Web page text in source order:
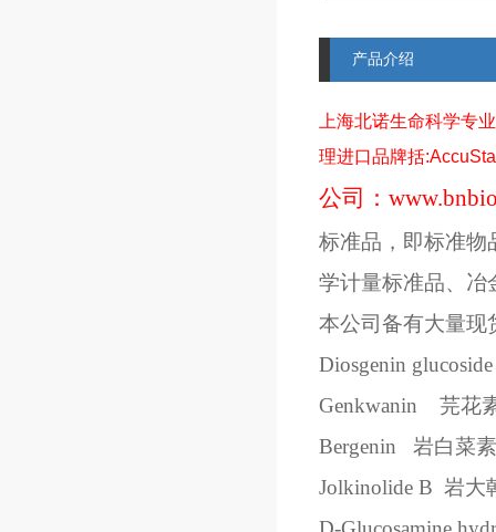
产品介绍
上海北诺生命科学专
理进口品牌括
公司：
标准品，即标准物
学计量标准品、冶
本公司备有大量现
Diosgenin glucoside
Genkwanin
芫花
Bergenin
岩白菜素
Jolkinolide B 岩大